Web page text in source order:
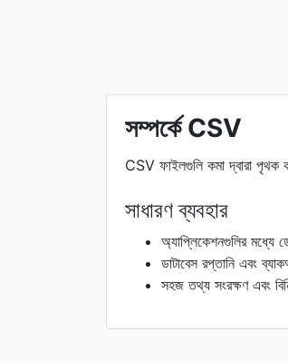
সম্পর্কে CSV
CSV ফাইলগুলি কমা দ্বারা পৃথক
সাধারণ ব্যবহার
অ্যাপ্লিকেশনগুলির মধ্যে
ডাটাবেস রপ্তানি এবং
সহজ তথ্য সংরক্ষণ এবং